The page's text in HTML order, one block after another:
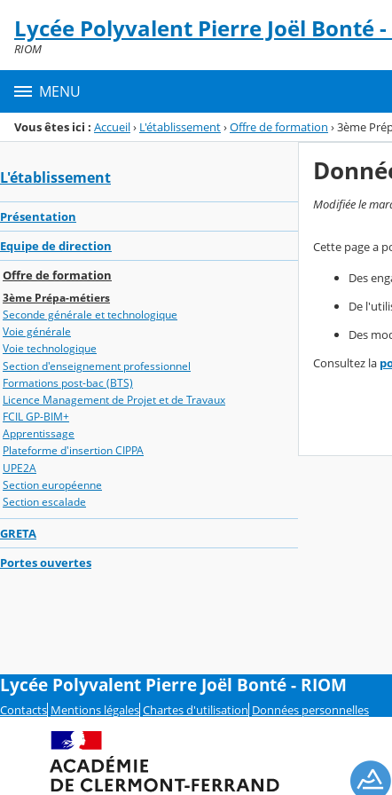
Menu de la rubrique
Contenu
Lycée Polyvalent Pierre Joël Bonté -
RIOM
MENU
Vous êtes ici : Accueil› L'établissement›Offre de formation ›3ème
L'établissement
Présentation
Equipe de direction
Offre de formation
3ème Prépa-métiers
Seconde générale et technologique
Voie générale
Voie technologique
Section d'enseignement professionnel
Formations post-bac (BTS)
Licence Management de Projet et de Travaux
FCIL GP-BIM+
Apprentissage
Plateforme d'insertion CIPPA
UPE2A
Section européenne
Section escalade
GRETA
Portes ouvertes
Modifiée le
Cette page a
Des
De
Des
Consultez la
Lycée Polyvalent Pierre Joël Bonté - RIOM
Contacts Mentions légales Chartes d'utilisation Données personnelles